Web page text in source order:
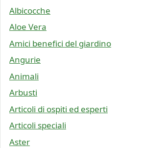
Albicocche
Aloe Vera
Amici benefici del giardino
Angurie
Animali
Arbusti
Articoli di ospiti ed esperti
Articoli speciali
Aster